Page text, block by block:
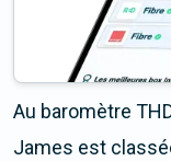
Au baromètre
James est